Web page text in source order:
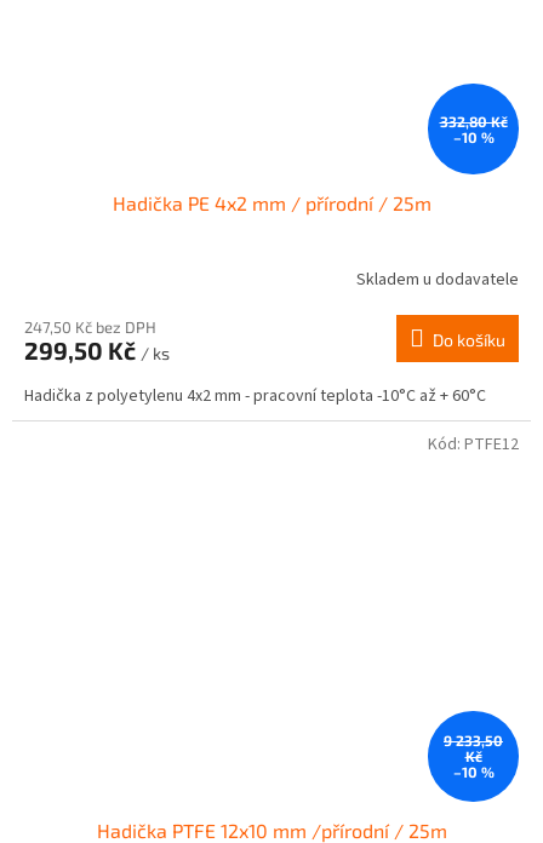
332,80 Kč
–10 %
Hadička PE 4x2 mm / přírodní / 25m
Skladem u dodavatele
247,50 Kč bez DPH
299,50 Kč / ks
Do košíku
Hadička z polyetylenu 4x2 mm - pracovní teplota -10°C až + 60°C
9 233,50
Kč
–10 %
Hadička PTFE 12x10 mm /přírodní / 25m
Kód: PTFE12